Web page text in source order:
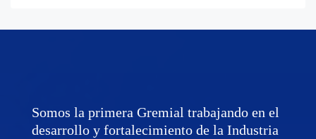
Somos la primera Gremial trabajando en el
desarrollo y fortalecimiento de la Industria